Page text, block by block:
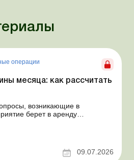
операции
месяца: как рассчитать
возникающие в
берет в аренду
месяца. Предприятие
с 15.07.2026.
арендная плата
месяц. Возн...
09.07.2026